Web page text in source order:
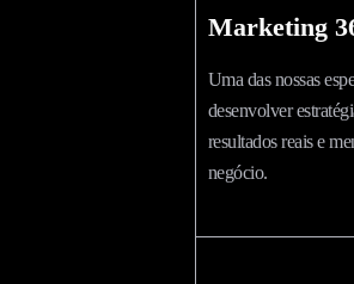
Marketing
Uma das nossas
desenvolver
resultados reais e
negócio.